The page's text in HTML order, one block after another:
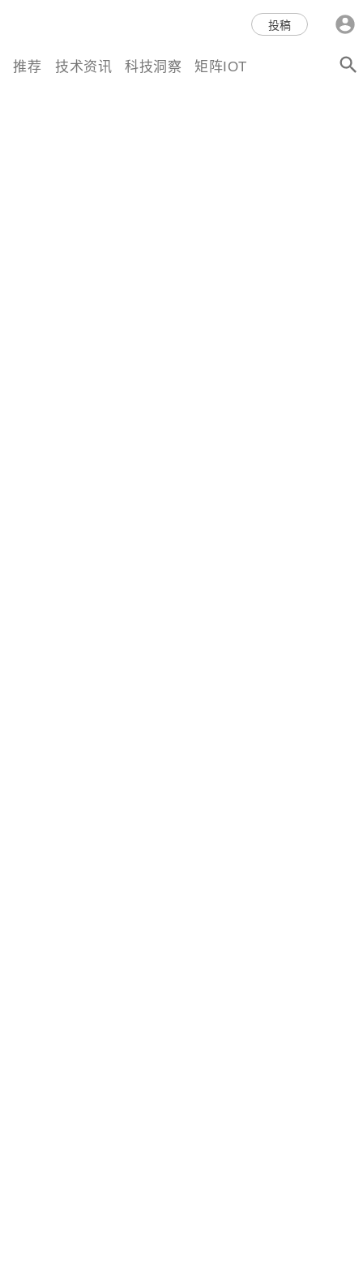
科技互联网,科技,资讯,动态,洞
察,量子,计算,AI,人工智能,机器
投稿
推荐 技术资讯 科技洞察 矩阵IOT